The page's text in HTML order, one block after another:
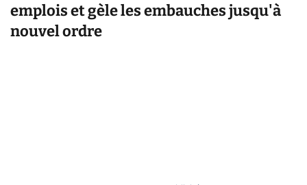
emplois et gèle les embauches jusqu'à
nouvel ordre